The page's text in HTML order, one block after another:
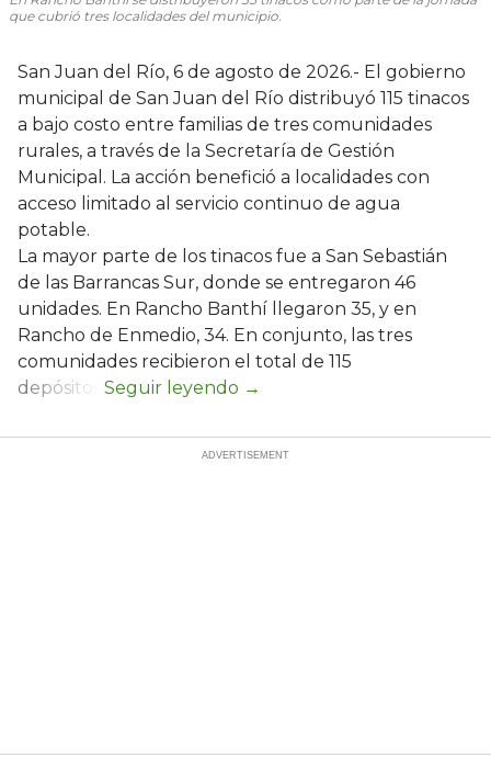
que cubrió tres localidades del municipio.
San Juan del Río, 6 de agosto de 2026.- El gobierno
municipal de San Juan del Río distribuyó 115 tinacos
a bajo costo entre familias de tres comunidades
rurales, a través de la Secretaría de Gestión
Municipal. La acción benefició a localidades con
acceso limitado al servicio continuo de agua
potable.
La mayor parte de los tinacos fue a San Sebastián
de las Barrancas Sur, donde se entregaron 46
unidades. En Rancho Banthí llegaron 35, y en
Rancho de Enmedio, 34. En conjunto, las tres
comunidades recibieron el total de 115
depósitos.